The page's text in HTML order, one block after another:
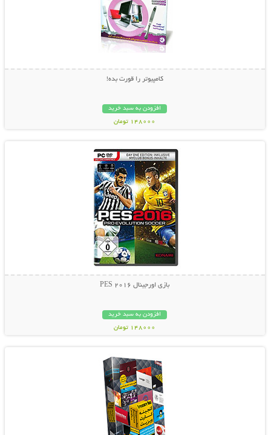
کامپیوتر را قورت بده!
افزودن به سبد خرید
148000 تومان
بازی اورجینال PES 2016
افزودن به سبد خرید
148000 تومان